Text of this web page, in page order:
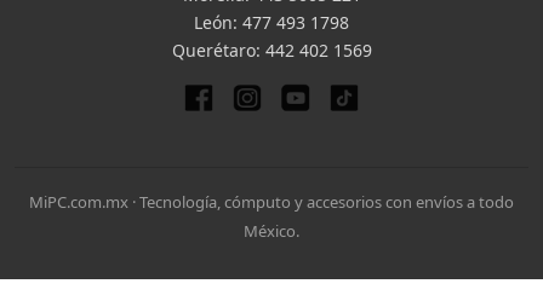
León: 477 493 1798
Querétaro: 442 402 1569
MiPC.com.mx · Tecnología, cómputo y accesorios con envíos a todo
México.